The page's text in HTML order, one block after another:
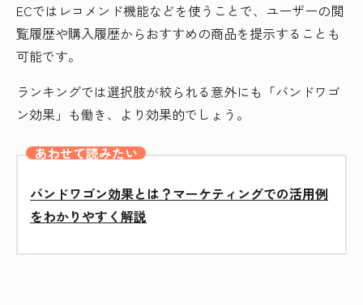
ECではレコメンド機能などを使うことで、ユーザーの閲
覧履歴や購入履歴からおすすめの商品を提示することも
可能です。
ランキングでは選択肢が絞られる意外にも「バンドワゴ
ン効果」も働き、より効果的でしょう。
あわせて読みたい
バンドワゴン効果とは？マーケティングでの活用例
をわかりやすく解説